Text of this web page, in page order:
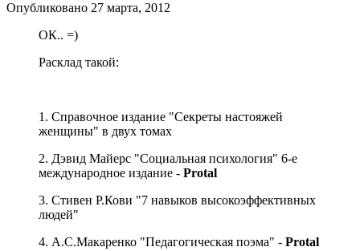
Опубликовано 27 марта, 2012
ОК.. =)
Расклад такой:
1. Справочное издание "Секреты настояжей
женщины" в двух томах
2. Дэвид Майерс "Социальная психология" 6-е
международное издание - Protal
3. Стивен Р.Кови "7 навыков высокоэффективных
людей"
4. А.С.Макаренко "Педагогическая поэма" - Protal